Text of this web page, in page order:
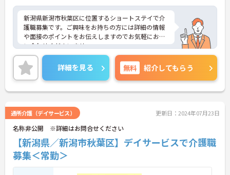
新潟県新潟市秋葉区に位置するショートステイで介
護職募集です。ご興味をお持ちの方には詳細の情報
や面接のポイントをお伝えしますのでお気軽にお問
い合わせくださいませ。
詳細を見る 無料 紹介してもらう
通所介護（デイサービス） 更新日：2024年07月23日
名称非公開 ※詳細はお問合せください
【新潟県／新潟市秋葉区】デイサービスで介護職
募集＜常勤＞